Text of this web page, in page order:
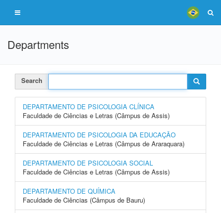
Departments
Search
DEPARTAMENTO DE PSICOLOGIA CLÍNICA
Faculdade de Ciências e Letras (Câmpus de Assis)
DEPARTAMENTO DE PSICOLOGIA DA EDUCAÇÃO
Faculdade de Ciências e Letras (Câmpus de Araraquara)
DEPARTAMENTO DE PSICOLOGIA SOCIAL
Faculdade de Ciências e Letras (Câmpus de Assis)
DEPARTAMENTO DE QUÍMICA
Faculdade de Ciências (Câmpus de Bauru)